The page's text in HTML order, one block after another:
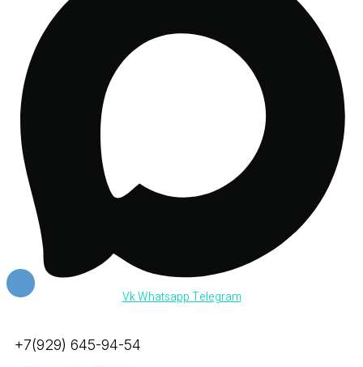
VkWhatsappTelegram
+7(929) 645-94-54